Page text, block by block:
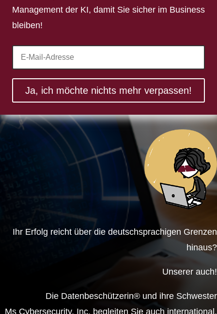
Management der KI, damit Sie sicher im Business
bleiben!
Ja, ich möchte nichts mehr verpassen!
Ihr Erfolg reicht über die deutschsprachigen Grenzen
hinaus?
Unserer auch!
Die Datenbeschützerin® und ihre Schwester
Ms Cybersecurity, Inc. begleiten Sie auch international.